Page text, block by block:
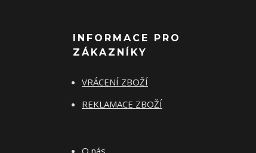
INFORMACE PRO
ZÁKAZNÍKY
VRÁCENÍ ZBOŽÍ
REKLAMACE ZBOŽÍ
O nás